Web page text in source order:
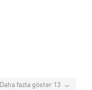
Daha fazla göster 13